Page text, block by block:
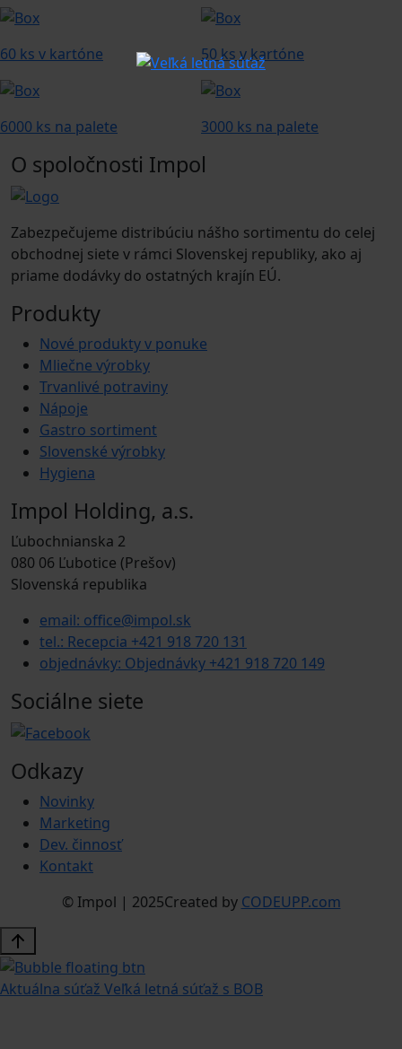
60 ks v kartóne
6000 ks na palete
50 ks v kartóne
3000 ks na palete
O spoločnosti Impol
Zabezpečujeme distribúciu nášho sortimentu do celej
obchodnej siete v rámci Slovenskej republiky, ako aj
priame dodávky do ostatných krajín EÚ.
Produkty
Nové produkty v ponuke
Mliečne výrobky
Trvanlivé potraviny
Nápoje
Gastro sortiment
Slovenské výrobky
Hygiena
Impol Holding, a.s.
Ľubochnianska 2
080 06 Ľubotice (Prešov)
Slovenská republika
email: office@impol.sk
tel.: Recepcia +421 918 720 131
objednávky: Objednávky +421 918 720 149
Sociálne siete
Odkazy
Novinky
Marketing
Dev. činnosť
Kontakt
© Impol | 2025Created by CODEUPP.com
Aktuálna súťaž Veľká letná súťaž s BOB